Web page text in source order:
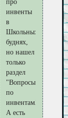
про
инвенты
в
Школьных
буднях,
но нашел
только
раздел
"Вопросы
по
инвентам2"
А есть